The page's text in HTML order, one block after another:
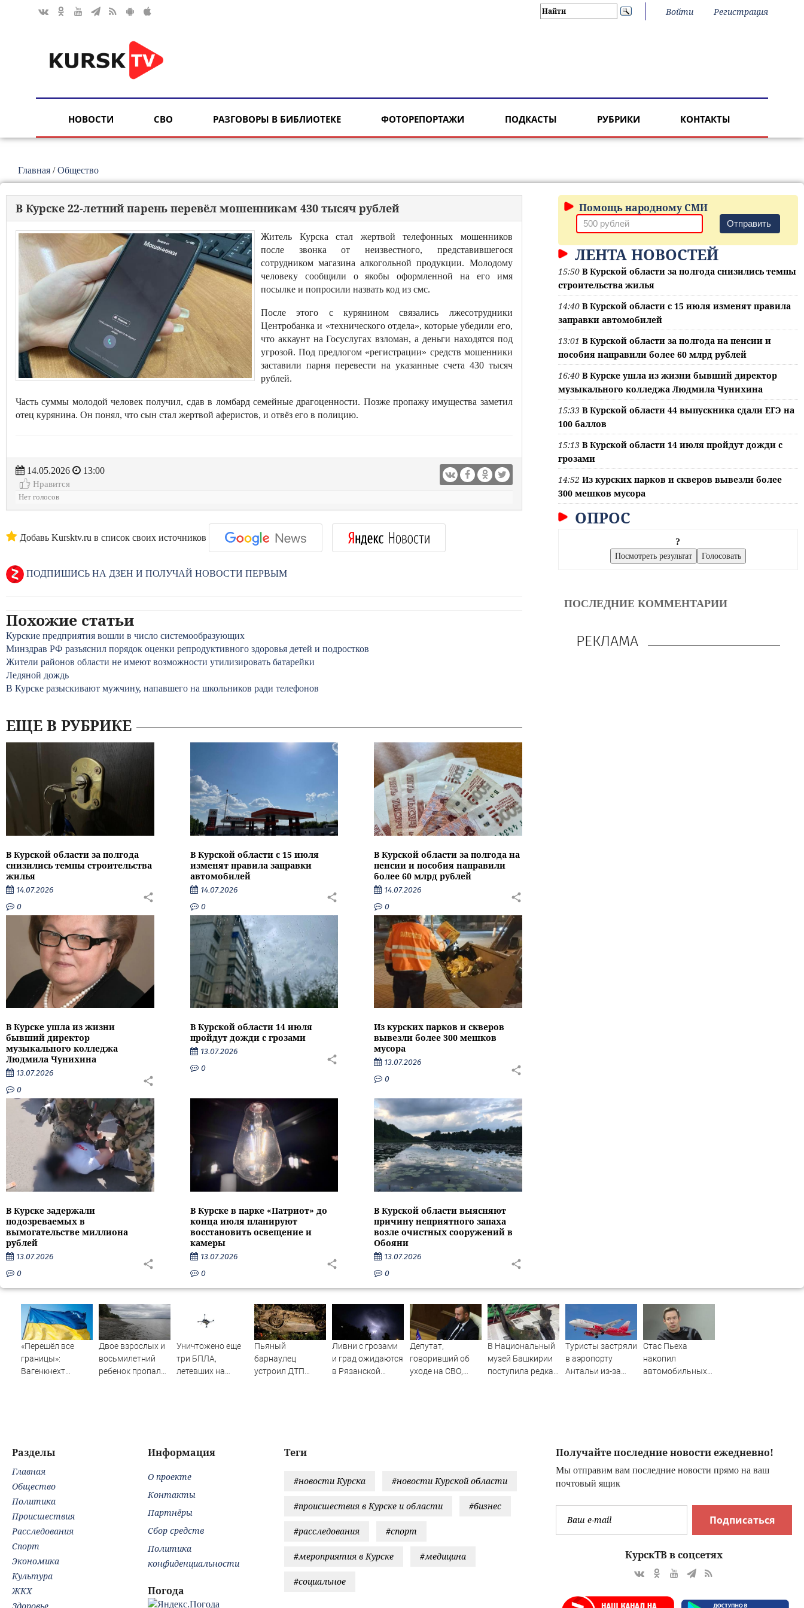
Войти Регистрация
НОВОСТИ СВО РАЗГОВОРЫ В БИБЛИОТЕКЕ ФОТОРЕПОРТАЖИ ПОДКАСТЫ РУБРИКИ КОНТАКТЫ
Главная /Общество
В Курске 22-летний парень перевёл мошенникам 430 тысяч рублей
Житель Курска стал жертвой телефонных мошенников
после звонка от неизвестного, представившегося
сотрудником магазина алкогольной продукции. Молодому
человеку сообщили о якобы оформленной на его имя
посылке и попросили назвать код из смс.
После этого с курянином связались лжесотрудники
Центробанка и «технического отдела», которые убедили его,
что аккаунт на Госуслугах взломан, а деньги находятся под
угрозой. Под предлогом «регистрации» средств мошенники
заставили парня перевести на указанные счета 430 тысяч
рублей.
Часть суммы молодой человек получил, сдав в ломбард семейные драгоценности. Позже пропажу имущества заметил
отец курянина. Он понял, что сын стал жертвой аферистов, и отвёз его в полицию.
14.05.2026
13:00
Нравится
Нет голосов
Добавь Kursktv.ru в список своих источников
ПОДПИШИСЬ НА ДЗЕН И ПОЛУЧАЙ НОВОСТИ ПЕРВЫМ
Похожие статьи
Курские предприятия вошли в число системообразующих
Минздрав РФ разъяснил порядок оценки репродуктивного здоровья детей и подростков
Жители районов области не имеют возможности утилизировать батарейки
Ледяной дождь
В Курске разыскивают мужчину, напавшего на школьников ради телефонов
ЕЩЕ В РУБРИКЕ
В Курской области за полгода
снизились темпы строительства
жилья
14.07.2026
0
В Курской области с 15 июля
изменят правила заправки
автомобилей
14.07.2026
0
В Курской области за полгода на
пенсии и пособия направили
более 60 млрд рублей
14.07.2026
0
В Курске ушла из жизни
бывший директор
музыкального колледжа
Людмила Чунихина
13.07.2026
0
В Курской области 14 июля
пройдут дожди с грозами
13.07.2026
0
Из курских парков и скверов
вывезли более 300 мешков
мусора
13.07.2026
0
В Курске задержали
подозреваемых в
вымогательстве миллиона
рублей
13.07.2026
0
В Курске в парке «Патриот» до
конца июля планируют
восстановить освещение и
камеры
13.07.2026
0
В Курской области выясняют
причину неприятного запаха
возле очистных сооружений в
Обояни
13.07.2026
0
Помощь народному СМИ
Отправить
ЛЕНТА НОВОСТЕЙ
15:50 В Курской области за полгода снизились темпы
строительства жилья
14:40 В Курской области с 15 июля изменят правила
заправки автомобилей
13:01 В Курской области за полгода на пенсии и
пособия направили более 60 млрд рублей
16:40 В Курске ушла из жизни бывший директор
музыкального колледжа Людмила Чунихина
15:33 В Курской области 44 выпускника сдали ЕГЭ на
100 баллов
15:13 В Курской области 14 июля пройдут дожди с
грозами
14:52 Из курских парков и скверов вывезли более
300 мешков мусора
ОПРОС
?
ПОСЛЕДНИЕ КОММЕНТАРИИ
РЕКЛАМА
«Перешёл все
границы»:
Вагенкнехт
Двое взрослых и
восьмилетний
ребенок пропали
Уничтожено еще
три БПЛА,
летевших на
Пьяный
барнаулец
устроил ДТП
Ливни с грозами
и град ожидаются
в Рязанской
Депутат,
говоривший об
уходе на СВО,
В Национальный
музей Башкирии
поступила редкая
Туристы застряли
в аэропорту
Антальи из-за
Стас Пьеха
накопил
автомобильных
Получайте последние новости ежедневно!
Мы отправим вам последние новости прямо на ваш
почтовый ящик
Подписаться
КурскТВ в соцсетях
Теги
#новости Курска #новости Курской области
#происшествия в Курске и области #бизнес
#расследования #спорт
#мероприятия в Курске #медицина
#социальное
Разделы
Главная
Общество
Политика
Происшествия
Расследования
Спорт
Экономика
Культура
ЖКХ
Здоровье
Информация
О проекте
Контакты
Партнёры
Сбор средств
Политика
конфиденциальности
Погода